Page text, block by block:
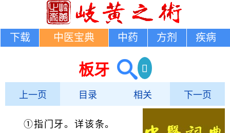
下载 中医宝典 中药 方剂 疾病
板牙
上一页 目录 相关 下一页
①指门牙。详该条。